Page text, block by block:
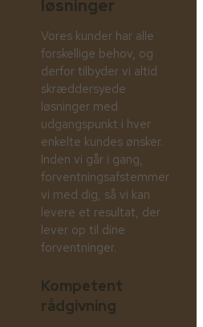
løsninger
Vores kunder har alle
forskellige behov, og
derfor tilbyder vi altid
skræddersyede
løsninger med
udgangspunkt i hver
enkelte kundes ønsker.
Inden vi går i gang,
forventningsafstemmer
vi med dig, så vi kan
levere et resultat, der
lever op til dine
forventninger.
Kompetent
rådgivning